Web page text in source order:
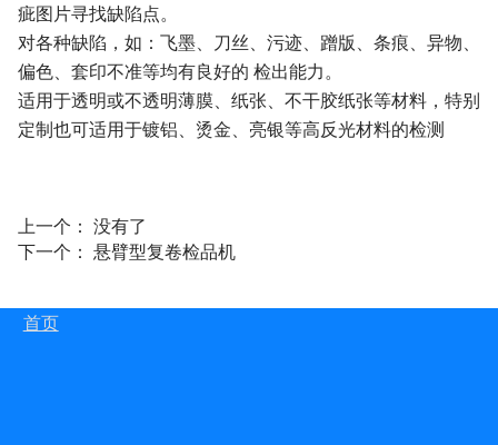
疵图片寻找缺陷点。
对各种缺陷，如：飞墨、刀丝、污迹、蹭版、条痕、异物、
偏色、套印不准等均有良好的 检出能力。
适用于透明或不透明薄膜、纸张、不干胶纸张等材料，特别
定制也可适用于镀铝、烫金、亮银等高反光材料的检测
上一个： 没有了
下一个： 悬臂型复卷检品机
首页